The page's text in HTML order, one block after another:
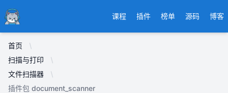
Ducafecat 课程 插件 榜单 源码 博客
首页
扫描与打印
文件扫描器
插件包 document_scanner